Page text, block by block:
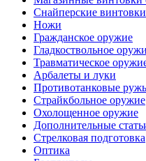
Снайперские винтовки
Ножи
Гражданское оружие
Гладкоствольное
Травматическое
Арбалеты и луки
Противотанковые
Страйкбольное оружие
Охолощенное оружие
Дополнительные
Стрелковая подготовка
Оптика